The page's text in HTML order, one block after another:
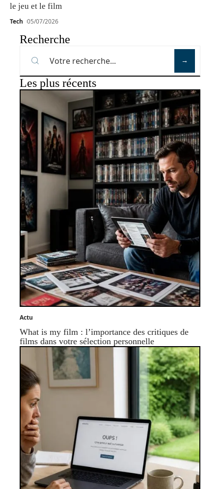
le jeu et le film
Tech 05/07/2026
Recherche
Les plus récents
Actu
What is my film : l’importance des critiques de
films dans votre sélection personnelle